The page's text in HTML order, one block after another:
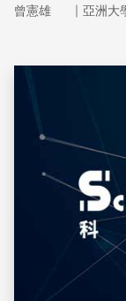
曾憲雄 ｜